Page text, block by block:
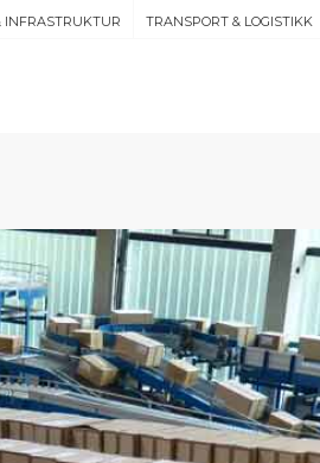
INFRASTRUKTUR TRANSPORT & LOGISTIKK